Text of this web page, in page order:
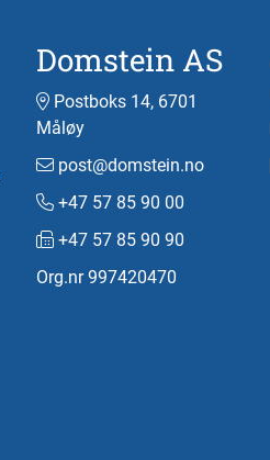
Domstein AS
Postboks 14, 6701
Måløy
post@domstein.no
+47 57 85 90 00
+47 57 85 90 90
Org.nr 997420470